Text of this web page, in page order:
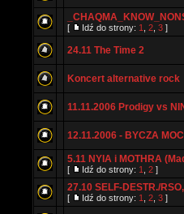
[ Idź do strony: 1 2 3 ]
24.11 The Time 2
Koncert alternative rock
11.11.2006 Prodigy vs
12.11.2006 - BYCZA
5.11 NYIA i MOTHRA
[ Idź do strony: 1 2 ]
27.10 SELF-DESTR./
[ Idź do strony: 1 2 3 ]